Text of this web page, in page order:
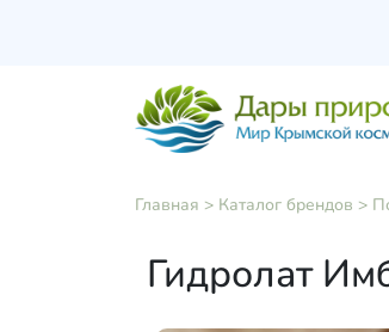
Главная > Каталог брендов >
Гидролат